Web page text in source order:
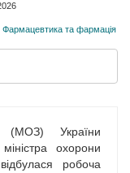
Фармацевтика та фармація
(МОЗ) України
охорони
робоча